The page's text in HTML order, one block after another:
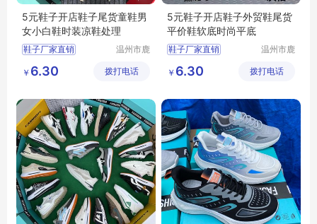
5元鞋子开店鞋子尾货童鞋男
女小白鞋时装凉鞋处理
鞋子厂家直销
地摊鞋子批发
底价鞋批发
温州市鹿
步鞋行
￥ 6.30 拨打电话
5元鞋子开店鞋子外贸鞋尾货
平价鞋软底时尚平底
鞋子厂家直销
地摊鞋子批发
底价鞋批发
温州市鹿
步鞋行
￥ 6.30 拨打电话